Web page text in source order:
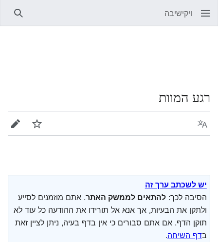
ויקישיבה
רגע המוות
שפה מעקב
יש לשכתב ערך זה
הסיבה לכך:להתאים לממשק האתר. אתם מוזמנים לסייע
ולתקן את הבעיות, אך אנא אל תורידו את ההודעה כל עוד לא
תוקן הדף. אם אתם סבורים כי אין בדף בעיה, ניתן לציין זאת
בדף השיחה.